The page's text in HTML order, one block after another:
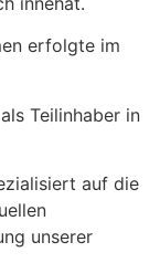
erfolgte im
Teilinhaber in
auf die
unserer